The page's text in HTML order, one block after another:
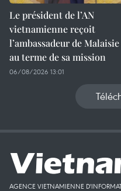
Le président de l’AN
vietnamienne reçoit
l’ambassadeur de Malaisie
au terme de sa mission
06/08/2026 13:01
AGENCE VIETNAMIENNE